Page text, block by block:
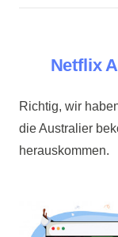
Netflix
Richtig, wir
die Australier
herauskommen.